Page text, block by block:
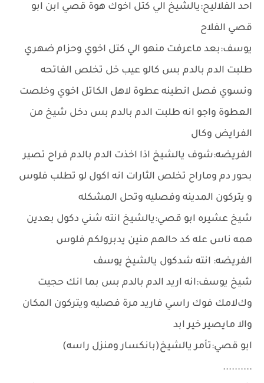
احد الفلاليح:يالشيخ الي كتل اخوك هوة قصي ابن ابو
قصي الفلاح
يوسف:بعد ماعرفت منهو الي كتل اخوي وحزام ضهري
طلبت الدم بالدم بس كالو عيب خل تخلص الفاتحه
ونسوي فصل انطينه عطوة لاهل الكاتل اخوي وخلصت
العطوة واجو انه طلبت الدم بالدم بس دخل شيخ من
الفرايض وكال
الفريضه:شوف يالشيخ اذا اخذت الدم بالدم فراح تصير
بحور دم وماراح تخلص الثارات انه اكول لو تطلب فلوس
و يتركون المدينه وفصليه وتحل المشكله
شيخ عشيره ابو قصي:يالشيخ انته شني دكول بعدين
همه ناس عله كد حالهم منين يدبرولكم فلوس
الفريضه: انته شدكول يالشيخ يوسف
شيخ يوسف:انه اريد الدم بالدم بس بما انك حجيت
وكﻻمك فوك راسي فاريد مرة فصليه ويتركون المكان
والا مايصير خير ابد
ابو قصي:تأمر يالشيخ(بانكسار ومنزل راسه)
..........